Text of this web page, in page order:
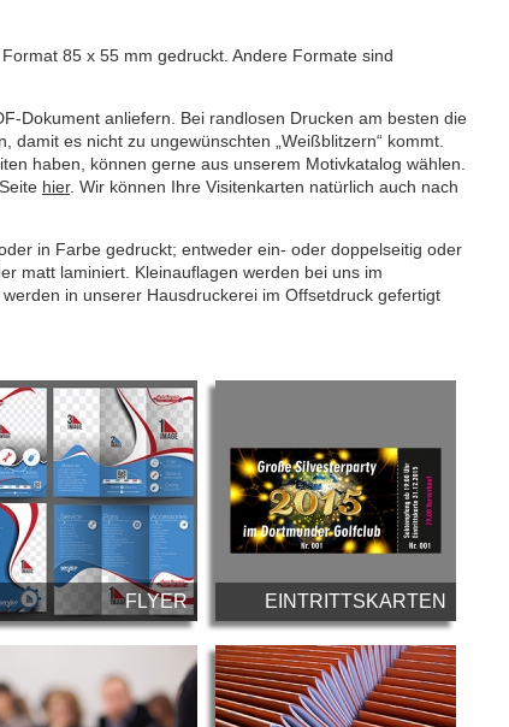
85 x 55 mm gedruckt. Andere Formate sind
Dokument anliefern. Bei randlosen Drucken am besten die
damit es nicht zu ungewünschten „Weißblitzern“ kommt.
haben, können gerne aus unserem Motivkatalog wählen.
hier. Wir können Ihre Visitenkarten natürlich auch nach
in Farbe gedruckt; entweder ein- oder doppelseitig oder
matt laminiert. Kleinauflagen werden bei uns im
in unserer Hausdruckerei im Offsetdruck gefertigt
FLYER EINTRITTSKARTEN